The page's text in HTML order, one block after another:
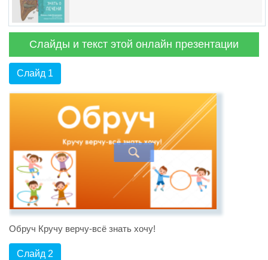
Слайды и текст этой онлайн презентации
Слайд 1
Обруч Кручу верчу-всё знать хочу!
Слайд 2